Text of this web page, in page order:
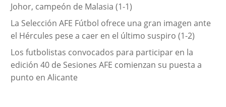
Johor, campeón de Malasia (1-1)
La Selección AFE Fútbol ofrece una gran imagen ante
el Hércules pese a caer en el último suspiro (1-2)
Los futbolistas convocados para participar en la
edición 40 de Sesiones AFE comienzan su puesta a
punto en Alicante